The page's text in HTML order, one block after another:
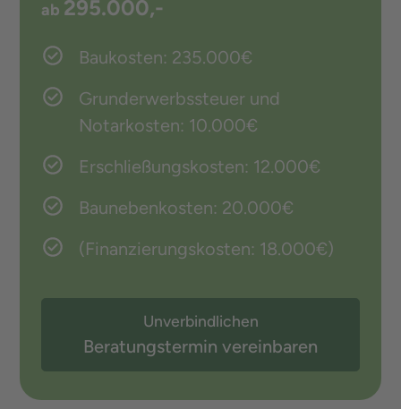
ab 295.000,-
Baukosten: 235.000€
Grunderwerbssteuer und
Notarkosten: 10.000€
Erschließungskosten: 12.000€
Baunebenkosten: 20.000€
(Finanzierungskosten: 18.000€)
Unverbindlichen
Beratungstermin vereinbaren